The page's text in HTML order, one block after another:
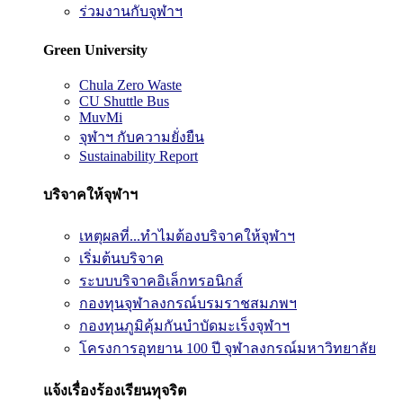
ร่วมงานกับจุฬาฯ
Green University
Chula Zero Waste
CU Shuttle Bus
MuvMi
จุฬาฯ กับความยั่งยืน
Sustainability Report
บริจาคให้จุฬาฯ
เหตุผลที่...ทำไมต้องบริจาคให้จุฬาฯ
เริ่มต้นบริจาค
ระบบบริจาคอิเล็กทรอนิกส์
กองทุนจุฬาลงกรณ์บรมราชสมภพฯ
กองทุนภูมิคุ้มกันบำบัดมะเร็งจุฬาฯ
โครงการอุทยาน 100 ปี จุฬาลงกรณ์มหาวิทยาลัย
แจ้งเรื่องร้องเรียนทุจริต